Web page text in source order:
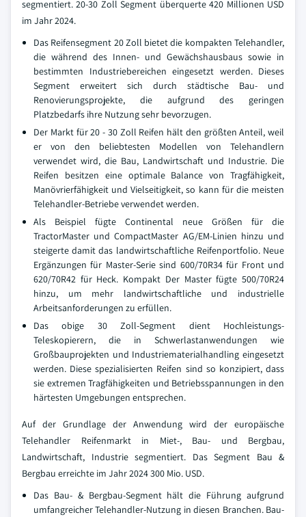
segmentiert. 20-30 Zoll Segment überquerte 420 Millionen USD
im Jahr 2024.
Das Reifensegment 20 Zoll bietet die kompakten Telehandler,
die während des Innen- und Gewächshausbaus sowie in
bestimmten Industriebereichen eingesetzt werden. Dieses
Segment erweitert sich durch städtische Bau- und
Renovierungsprojekte, die aufgrund des geringen
Platzbedarfs ihre Nutzung sehr bevorzugen.
Der Markt für 20 - 30 Zoll Reifen hält den größten Anteil, weil
er von den beliebtesten Modellen von Telehandlern
verwendet wird, die Bau, Landwirtschaft und Industrie. Die
Reifen besitzen eine optimale Balance von Tragfähigkeit,
Manövrierfähigkeit und Vielseitigkeit, so kann für die meisten
Telehandler-Betriebe verwendet werden.
Als Beispiel fügte Continental neue Größen für die
TractorMaster und CompactMaster AG/EM-Linien hinzu und
steigerte damit das landwirtschaftliche Reifenportfolio. Neue
Ergänzungen für Master-Serie sind 600/70R34 für Front und
620/70R42 für Heck. Kompakt Der Master fügte 500/70R24
hinzu, um mehr landwirtschaftliche und industrielle
Arbeitsanforderungen zu erfüllen.
Das obige 30 Zoll-Segment dient Hochleistungs-
Teleskopierern, die in Schwerlastanwendungen wie
Großbauprojekten und Industriematerialhandling eingesetzt
werden. Diese spezialisierten Reifen sind so konzipiert, dass
sie extremen Tragfähigkeiten und Betriebsspannungen in den
härtesten Umgebungen entsprechen.
Auf der Grundlage der Anwendung wird der europäische
Telehandler Reifenmarkt in Miet-, Bau- und Bergbau,
Landwirtschaft, Industrie segmentiert. Das Segment Bau &
Bergbau erreichte im Jahr 2024 300 Mio. USD.
Das Bau- & Bergbau-Segment hält die Führung aufgrund
umfangreicher Telehandler-Nutzung in diesen Branchen. Bau-